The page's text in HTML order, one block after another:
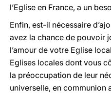
l’Eglise en France, a un
Enfin, est-il nécessaire
avez la chance de pouvoir
l’amour de votre Eglise
Eglises locales dont vous
la préoccupation de leur
universelle, en communion